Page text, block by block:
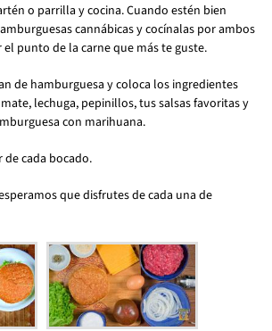
o parrilla y cocina. Cuando estén bien
cannábicas y cocínalas por ambos
punto de la carne que más te guste.
de hamburguesa y coloca los ingredientes
lechuga, pepinillos, tus salsas favoritas y
con marihuana.
cada bocado.
que disfrutes de cada una de